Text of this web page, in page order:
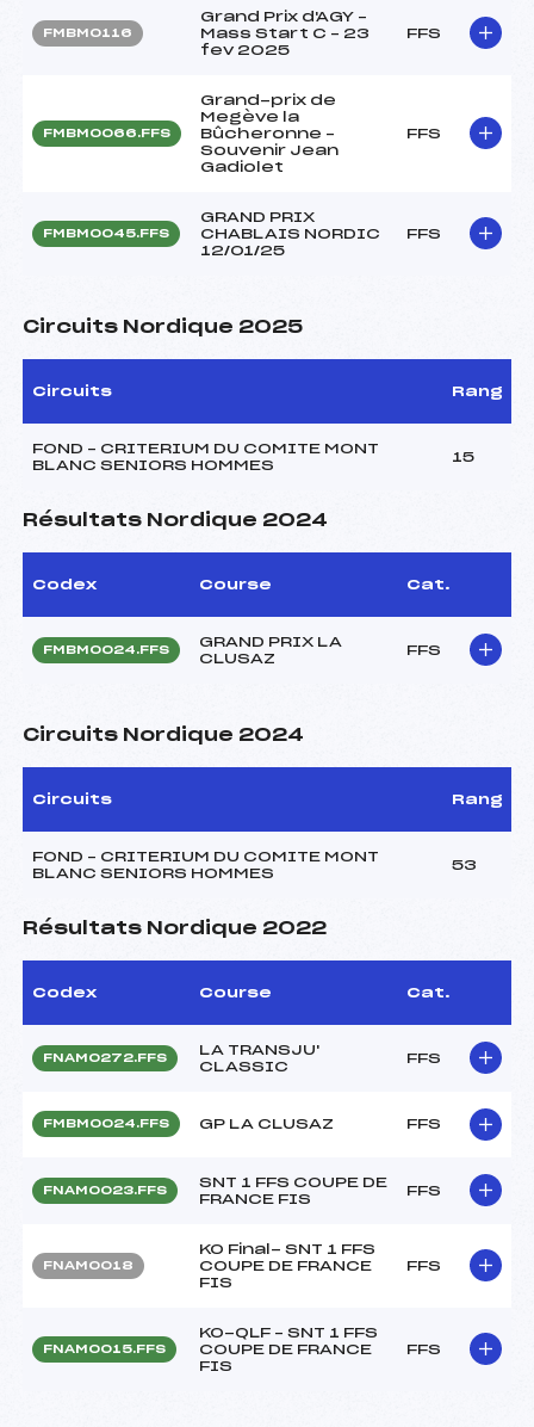
FMBM0116
Grand Prix d'AGY –
Mass Start C – 23
fev 2025
FFS
FMBM0066.FFS
Grand-prix de
Megève la
Bûcheronne –
Souvenir Jean
Gadiolet
FFS
FMBM0045.FFS
GRAND PRIX
CHABLAIS NORDIC
12/01/25
FFS
Circuits Nordique 2025
Circuits Rang
FOND – CRITERIUM DU COMITE MONT
BLANC SENIORS HOMMES
15
Résultats Nordique 2024
Codex Course Cat.
FMBM0024.FFS
GRAND PRIX LA
CLUSAZ
FFS
Circuits Nordique 2024
Circuits Rang
FOND – CRITERIUM DU COMITE MONT
BLANC SENIORS HOMMES
53
Résultats Nordique 2022
Codex Course Cat.
FNAM0272.FFS
LA TRANSJU'
CLASSIC
FFS
FMBM0024.FFS GP LA CLUSAZ FFS
FNAM0023.FFS
SNT 1 FFS COUPE DE
FRANCE FIS
FFS
FNAM0018
KO Final- SNT 1 FFS
COUPE DE FRANCE
FIS
FFS
FNAM0015.FFS
KO-QLF – SNT 1 FFS
COUPE DE FRANCE
FIS
FFS